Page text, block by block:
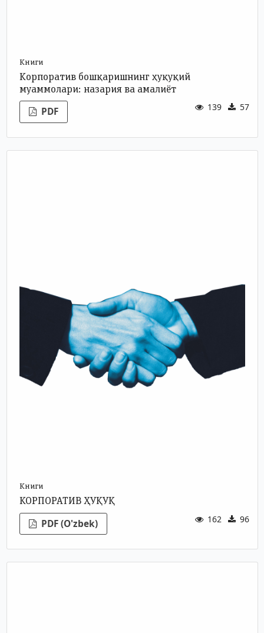
Книги
Корпоратив бошқаришнинг ҳуқуқий
муаммолари: назария ва амалиёт
PDF 139 57
Книги
КОРПОРАТИВ ҲУҚУҚ
PDF (O'zbek) 162 96